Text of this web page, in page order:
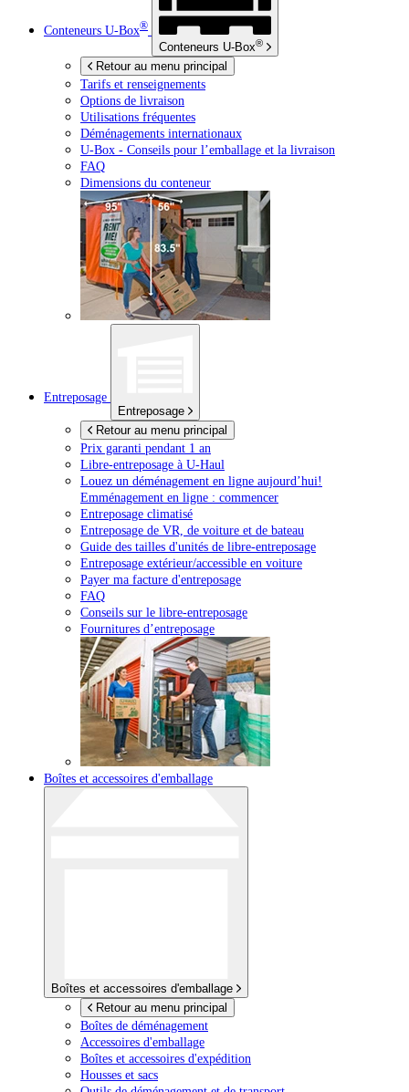
Conteneurs U-Box®
Conteneurs U-Box®
Retour au menu principal
Tarifs et renseignements
Options de livraison
Utilisations fréquentes
Déménagements internationaux
U-Box - Conseils pour l’emballage et la livraison
FAQ
Dimensions du conteneur
Entreposage
Entreposage
Retour au menu principal
Prix garanti pendant 1 an
Libre-entreposage à U-Haul
Louez un déménagement en ligne aujourd’hui!
Emménagement en ligne : commencer
Entreposage climatisé
Entreposage de VR, de voiture et de bateau
Guide des tailles d'unités de libre-entreposage
Entreposage extérieur/accessible en voiture
Payer ma facture d'entreposage
FAQ
Conseils sur le libre-entreposage
Fournitures d’entreposage
Boîtes et accessoires d'emballage
Boîtes et accessoires d'emballage
Retour au menu principal
Boîtes de déménagement
Accessoires d'emballage
Boîtes et accessoires d'expédition
Housses et sacs